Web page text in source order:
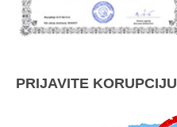
PRIJAVITE KORUPCIJU